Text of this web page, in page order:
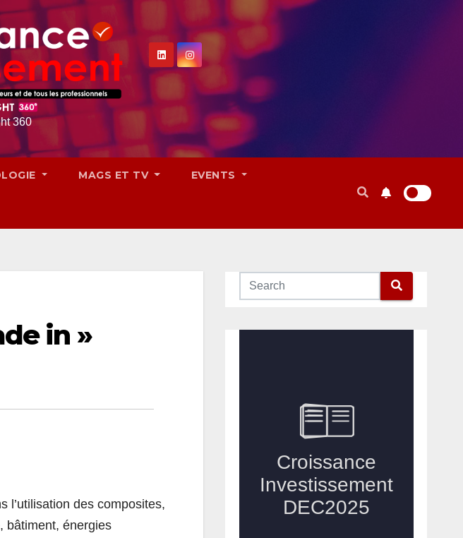
360
MAGS ET TV EVENTS
in »
l’utilisation des composites,
bâtiment, énergies